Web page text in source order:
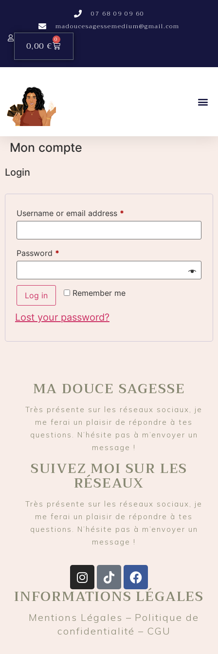
07 68 09 09 60
madoucesagessemedium@gmail.com
0,00 €
0
Mon compte
Login
Username or email address *
Password *
Remember me
Log in
Lost your password?
MA DOUCE SAGESSE
Très présente sur les réseaux sociaux, je
me ferai un plaisir de répondre à tes
questions. N’hésite pas à m’envoyer un
message !
SUIVEZ MOI SUR LES
RÉSEAUX
Très présente sur les réseaux sociaux, je
me ferai un plaisir de répondre à tes
questions. N’hésite pas à m’envoyer un
message !
INFORMATIONS LÉGALES
Mentions Légales – Politique de
confidentialité – CGU